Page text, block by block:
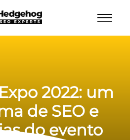
2022: um
de SEO e
do evento